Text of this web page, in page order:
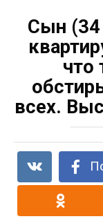
Сын (34
что
всех.